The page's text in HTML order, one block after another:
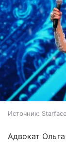
Источник:
Адвокат